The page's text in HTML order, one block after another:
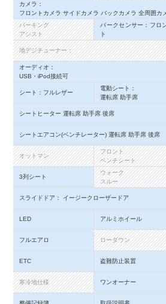
カメラ：
フロントカメラ サイドカメラ バックカメラ 全周囲カ
パーキング
アシスト
パークセンサー：フロ
ト
地デジチューナー：
オーディオ：
USB・iPod接続可
シート：フルレザー
電動シート：
運転席 助手席
シートヒーター 運転席 助手席 後席
シートエアコン(ベンチレーター) 運転席 助手席 後席
オットマン
フロント
ベンチシート
3列シート
ウォーク
スルー
スライドドア： イージークローザードア
LED アルミホイール
フルエアロ ローダウン
ETC 盗難防止装置
寒冷地仕様 ワンオーナー